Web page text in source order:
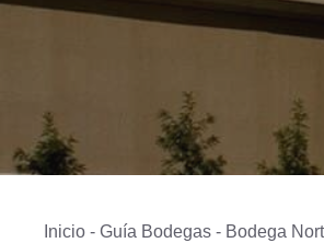
Inicio - Guía Bodegas - Bodega